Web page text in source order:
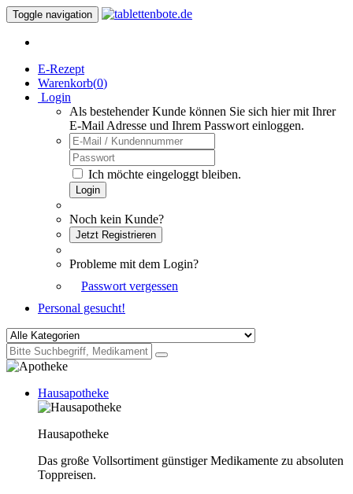
Toggle navigation
E-Rezept
Warenkorb(0)
Login
Als bestehender Kunde können Sie sich hier mit Ihrer
E-Mail Adresse und Ihrem Passwort einloggen.
Ich möchte eingeloggt bleiben.
Login
Noch kein Kunde?
Jetzt Registrieren
Probleme mit dem Login?
Passwort vergessen
Personal gesucht!
Hausapotheke
Hausapotheke
Das große Vollsortiment günstiger Medikamente zu absoluten
Toppreisen.